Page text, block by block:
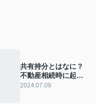
共有持分とはなに？
不動産相続時に起こ
りうるトラブルにつ
2024.07.09